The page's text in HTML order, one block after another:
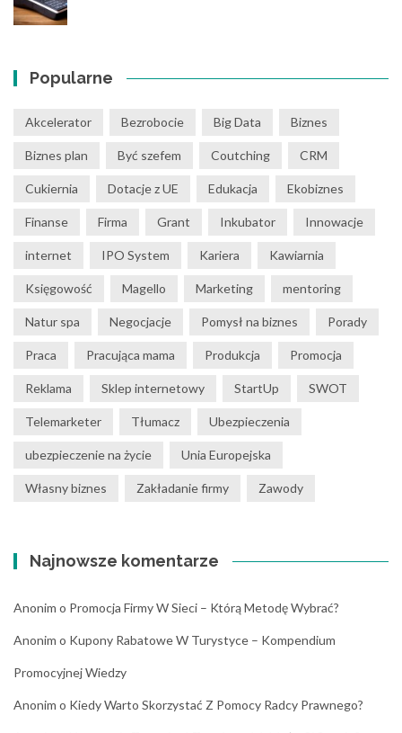
Popularne
Akcelerator Bezrobocie Big Data Biznes
Biznes plan Być szefem Coutching CRM
Cukiernia Dotacje z UE Edukacja Ekobiznes
Finanse Firma Grant Inkubator Innowacje
internet IPO System Kariera Kawiarnia
Księgowość Magello Marketing mentoring
Natur spa Negocjacje Pomysł na biznes Porady
Praca Pracująca mama Produkcja Promocja
Reklama Sklep internetowy StartUp SWOT
Telemarketer Tłumacz Ubezpieczenia
ubezpieczenie na życie Unia Europejska
Własny biznes Zakładanie firmy Zawody
Najnowsze komentarze
Anonim o Promocja Firmy W Sieci – Którą Metodę Wybrać?
Anonim o Kupony Rabatowe W Turystyce – Kompendium
Promocyjnej Wiedzy
Anonim o Kiedy Warto Skorzystać Z Pomocy Radcy Prawnego?